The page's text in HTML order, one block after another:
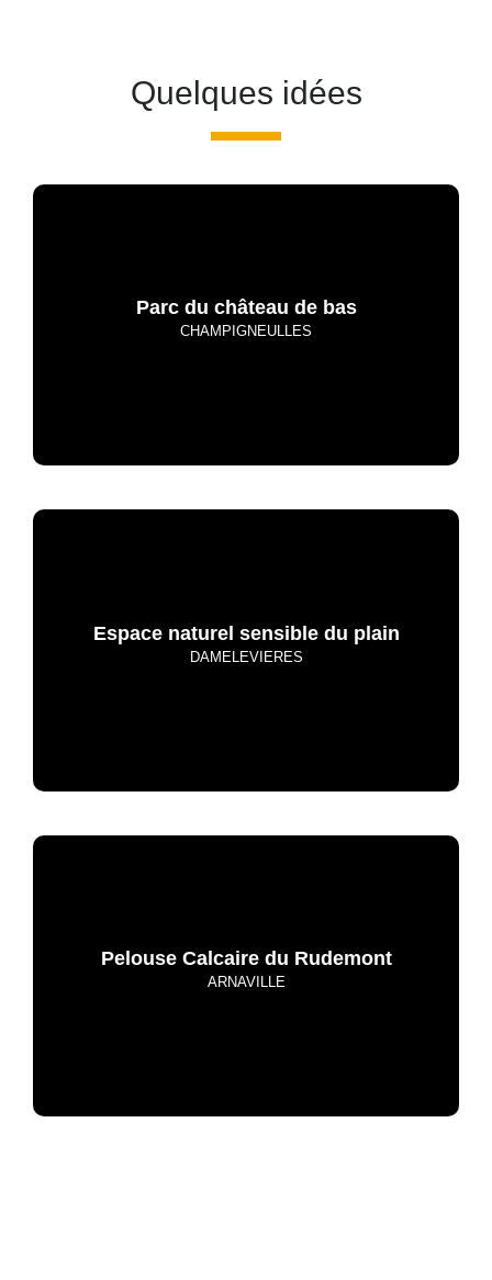
Quelques idées
Parc du château de bas
CHAMPIGNEULLES
Espace naturel sensible du plain
DAMELEVIERES
Pelouse Calcaire du Rudemont
ARNAVILLE